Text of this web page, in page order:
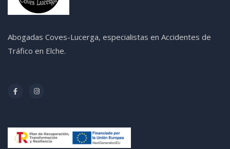
Abogadas Coves-Lucerga, especialistas en Accidentes de
Tráfico en Elche.